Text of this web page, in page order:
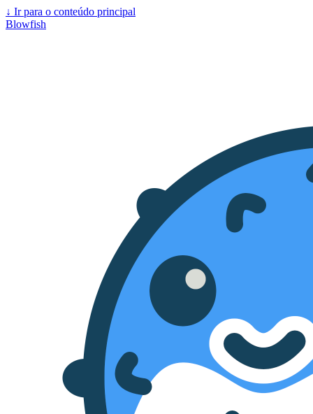
↓ Ir para o conteúdo principal
Blowfish